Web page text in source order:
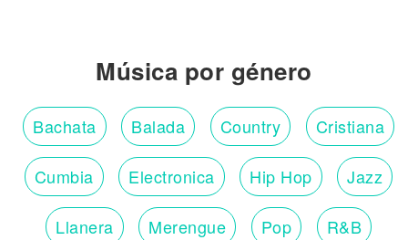
Música por género
Bachata Balada Country Cristiana
Cumbia Electronica Hip Hop Jazz
Llanera Merengue Pop R&B